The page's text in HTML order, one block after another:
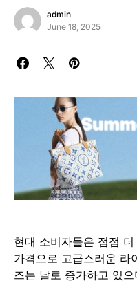
admin
June 18, 2025
현대 소비자들은 점점
가격으로 고급스러운 라
즈는 날로 증가하고 있